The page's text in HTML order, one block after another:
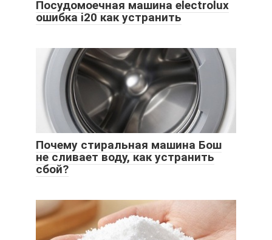
Посудомоечная машина electrolux
ошибка i20 как устранить
Почему стиральная машина Бош
не сливает воду, как устранить
сбой?